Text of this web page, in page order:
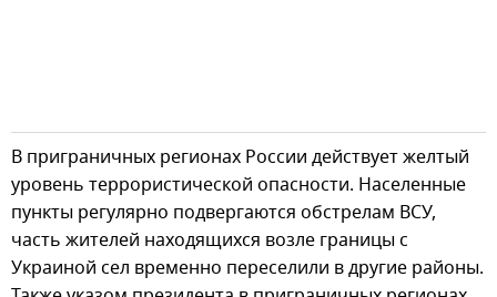
В приграничных регионах России действует желтый
уровень террористической опасности. Населенные
пункты регулярно подвергаются обстрелам ВСУ,
часть жителей находящихся возле границы с
Украиной сел временно переселили в другие районы.